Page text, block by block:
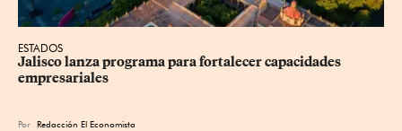
ESTADOS
Jalisco lanza programa para fortalecer capacidades
empresariales
Por Redacción El Economista